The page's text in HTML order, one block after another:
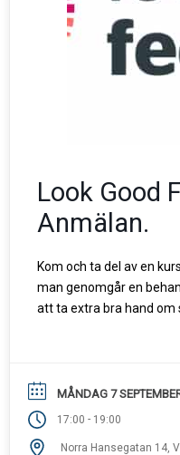
Look Good
Anmälan.
Kom och ta del av en
man genomgår en
att ta extra bra hand om
MÅNDAG 7
17:00 - 19:00
Norra Hansegatan 14,